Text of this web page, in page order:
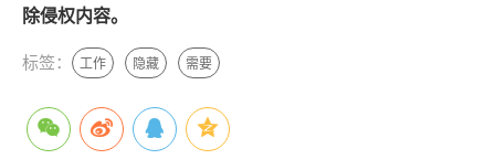
除侵权内容。
标签： 工作 隐藏 需要